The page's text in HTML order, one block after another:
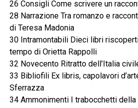
26 Consigli Come scrivere un
28 Narrazione Tra romanzo e
di Teresa Madonia
30 Intramontabili Dieci libri
tempo di Orietta Rappolli
32 Novecento Ritratto dell’Italia
33 Bibliofili Ex libris, capolavori
Sferrazza
34 Ammonimenti I trabocchetti